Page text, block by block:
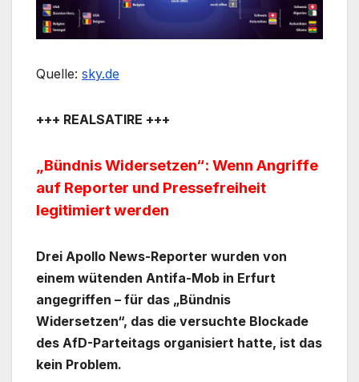
Quelle: sky.de
+++ REALSATIRE +++
„Bündnis Widersetzen“: Wenn Angriffe
auf Reporter und Pressefreiheit
legitimiert werden
Drei Apollo News-Reporter wurden von
einem wütenden Antifa-Mob in Erfurt
angegriffen – für das „Bündnis
Widersetzen“, das die versuchte Blockade
des AfD-Parteitags organisiert hatte, ist das
kein Problem.